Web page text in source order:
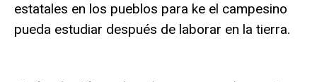
estatales en los pueblos para ke el campesino
pueda estudiar después de laborar en la tierra.